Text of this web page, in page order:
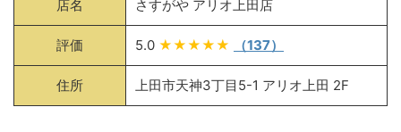
店名 さすがや アリオ上田店
評価 5.0 ★★★★★ （137）
住所 上田市天神3丁目5-1 アリオ上田 2F